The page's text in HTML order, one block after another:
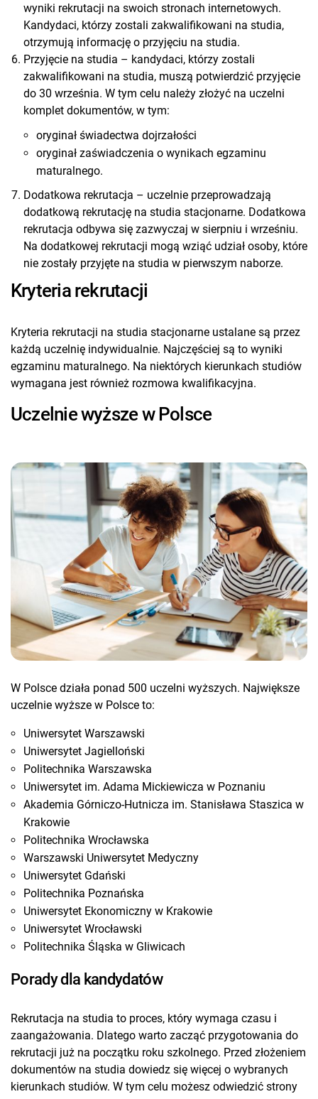
wyniki rekrutacji na swoich stronach internetowych.
Kandydaci, którzy zostali zakwalifikowani na studia,
otrzymują informację o przyjęciu na studia.
Przyjęcie na studia – kandydaci, którzy zostali
zakwalifikowani na studia, muszą potwierdzić przyjęcie
do 30 września. W tym celu należy złożyć na uczelni
komplet dokumentów, w tym:
oryginał świadectwa dojrzałości
oryginał zaświadczenia o wynikach egzaminu
maturalnego.
Dodatkowa rekrutacja – uczelnie przeprowadzają
dodatkową rekrutację na studia stacjonarne. Dodatkowa
rekrutacja odbywa się zazwyczaj w sierpniu i wrześniu.
Na dodatkowej rekrutacji mogą wziąć udział osoby, które
nie zostały przyjęte na studia w pierwszym naborze.
Kryteria rekrutacji
Kryteria rekrutacji na studia stacjonarne ustalane są przez
każdą uczelnię indywidualnie. Najczęściej są to wyniki
egzaminu maturalnego. Na niektórych kierunkach studiów
wymagana jest również rozmowa kwalifikacyjna.
Uczelnie wyższe w Polsce
W Polsce działa ponad 500 uczelni wyższych. Największe
uczelnie wyższe w Polsce to:
Uniwersytet Warszawski
Uniwersytet Jagielloński
Politechnika Warszawska
Uniwersytet im. Adama Mickiewicza w Poznaniu
Akademia Górniczo-Hutnicza im. Stanisława Staszica w
Krakowie
Politechnika Wrocławska
Warszawski Uniwersytet Medyczny
Uniwersytet Gdański
Politechnika Poznańska
Uniwersytet Ekonomiczny w Krakowie
Uniwersytet Wrocławski
Politechnika Śląska w Gliwicach
Porady dla kandydatów
Rekrutacja na studia to proces, który wymaga czasu i
zaangażowania. Dlatego warto zacząć przygotowania do
rekrutacji już na początku roku szkolnego. Przed złożeniem
dokumentów na studia dowiedz się więcej o wybranych
kierunkach studiów. W tym celu możesz odwiedzić strony